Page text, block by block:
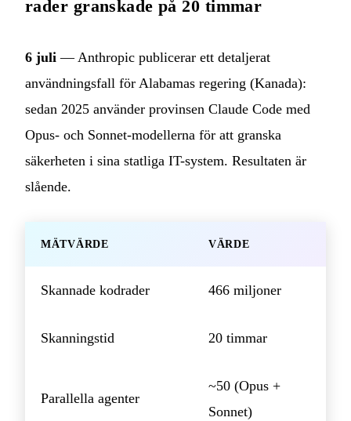
rader granskade på 20 timmar
6 juli — Anthropic publicerar ett detaljerat
användningsfall för Alabamas regering (Kanada):
sedan 2025 använder provinsen Claude Code med
Opus- och Sonnet-modellerna för att granska
säkerheten i sina statliga IT-system. Resultaten är
slående.
MÄTVÄRDE VÄRDE
Skannade kodrader 466 miljoner
Skanningstid 20 timmar
Parallella agenter
~50 (Opus +
Sonnet)